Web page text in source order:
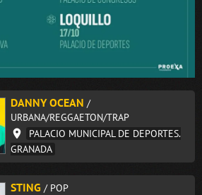
DANNY OCEAN /
URBANA/REGGAETON/TRAP
PALACIO MUNICIPAL DE DEPORTES.
GRANADA
STING / POP